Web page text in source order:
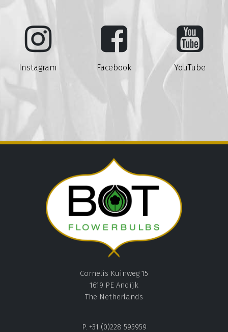
Instagram Facebook YouTube
Cornelis Kuinweg 15
1619 PE Andijk
The Netherlands
P. +31 (0)228 595959